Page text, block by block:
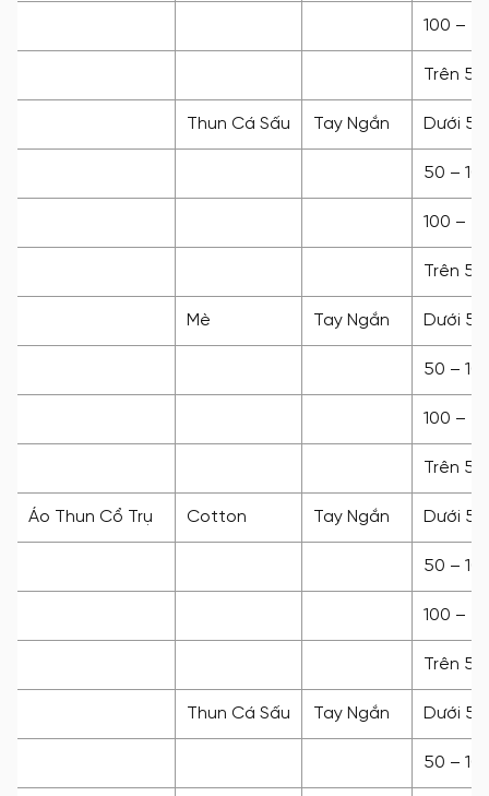
100 –
Trên
Thun Cá Sấu Tay Ngắn Dưới 50
50 –
100 –
Trên
Mè Tay Ngắn Dưới 50
50 –
100 –
Trên
Áo Thun Cổ Trụ Cotton Tay Ngắn Dưới 50
50 –
100 –
Trên
Thun Cá Sấu Tay Ngắn Dưới 50
50 –